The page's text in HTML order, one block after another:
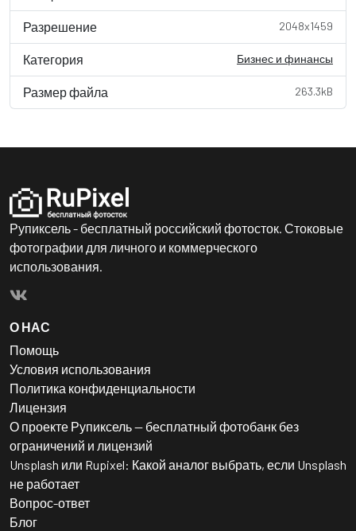
Разрешение 2048x1459
Категория Бизнес и финансы
Размер файла 263.3kB
Рупиксель - бесплатный российский фотосток. Стоковые
фотографии для личного и коммерческого
использования.
О НАС
Помощь
Условия использования
Политика конфиденциальности
Лицензия
О проекте Рупиксель — бесплатный фотобанк без
ограничений и лицензий
Unsplash или Rupixel: Какой аналог выбрать, если Unsplash
не работает
Вопрос-ответ
Блог